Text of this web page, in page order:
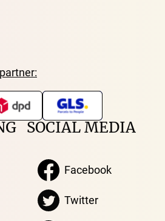
SOCIAL MEDIA
Facebook
Twitter